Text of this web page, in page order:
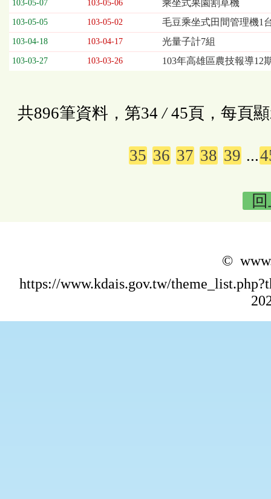
103-05-07 103-05-06 乘坐式果園割草機
103-05-05 103-05-02 毛豆乘坐式田間管理機1
103-04-18 103-04-17 光量子計7組
103-03-27 103-03-26 103年高雄區農技報導12
共896筆資料，第34 /45頁，每頁
35 36 37 38 39 ...
©
https://www.kdais.gov.tw/